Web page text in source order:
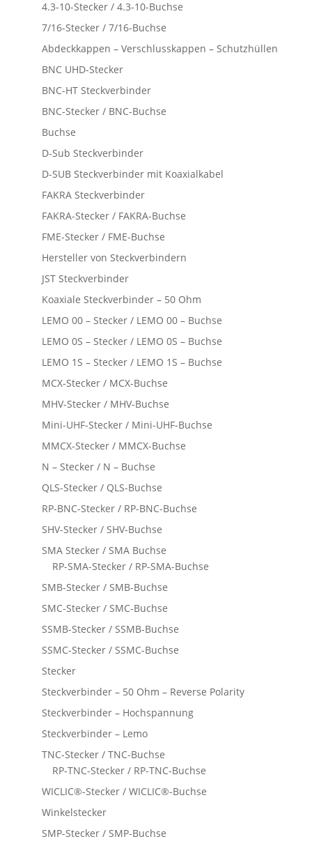
4.3-10-Stecker / 4.3-10-Buchse
7/16-Stecker / 7/16-Buchse
Abdeckkappen – Verschlusskappen – Schutzhüllen
BNC UHD-Stecker
BNC-HT Steckverbinder
BNC-Stecker / BNC-Buchse
Buchse
D-Sub Steckverbinder
D-SUB Steckverbinder mit Koaxialkabel
FAKRA Steckverbinder
FAKRA-Stecker / FAKRA-Buchse
FME-Stecker / FME-Buchse
Hersteller von Steckverbindern
JST Steckverbinder
Koaxiale Steckverbinder – 50 Ohm
LEMO 00 – Stecker / LEMO 00 – Buchse
LEMO 0S – Stecker / LEMO 0S – Buchse
LEMO 1S – Stecker / LEMO 1S – Buchse
MCX-Stecker / MCX-Buchse
MHV-Stecker / MHV-Buchse
Mini-UHF-Stecker / Mini-UHF-Buchse
MMCX-Stecker / MMCX-Buchse
N – Stecker / N – Buchse
QLS-Stecker / QLS-Buchse
RP-BNC-Stecker / RP-BNC-Buchse
SHV-Stecker / SHV-Buchse
SMA Stecker / SMA Buchse
RP-SMA-Stecker / RP-SMA-Buchse
SMB-Stecker / SMB-Buchse
SMC-Stecker / SMC-Buchse
SSMB-Stecker / SSMB-Buchse
SSMC-Stecker / SSMC-Buchse
Stecker
Steckverbinder – 50 Ohm – Reverse Polarity
Steckverbinder – Hochspannung
Steckverbinder – Lemo
TNC-Stecker / TNC-Buchse
RP-TNC-Stecker / RP-TNC-Buchse
WICLIC®-Stecker / WICLIC®-Buchse
Winkelstecker
SMP-Stecker / SMP-Buchse